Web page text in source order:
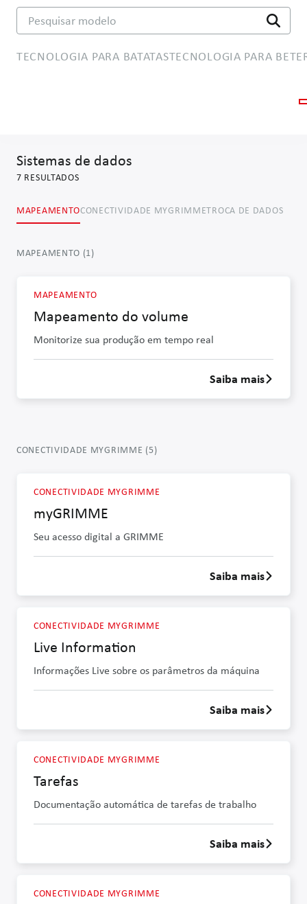
TECNOLOGIA PARA BATATASTECNOLOGIA PARA
Pesquisar modelo
Sistemas de dados
7 RESULTADOS
MAPEAMENTOCONECTIVIDADE MYGRIMMETROCA DE DADOS
MAPEAMENTO (1)
MAPEAMENTO
Mapeamento do volume
Monitorize sua produção em tempo real
Saber mais
Saiba mais
CONECTIVIDADE MYGRIMME (5)
CONECTIVIDADE MYGRIMME
myGRIMME
Seu acesso digital a GRIMME
Saber mais
Saiba mais
CONECTIVIDADE MYGRIMME
Live Information
Informações Live sobre os parâmetros da máquina
Saber mais
Saiba mais
CONECTIVIDADE MYGRIMME
Tarefas
Documentação automática de tarefas de trabalho
Saber mais
Saiba mais
CONECTIVIDADE MYGRIMME